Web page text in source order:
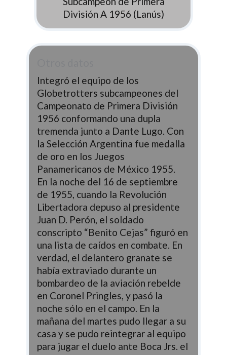
División A 1956 (Lanús)
Integró el equipo de los
Globetrotters subcampeones del
Campeonato de Primera División
1956 conformando una dupla
tremenda junto a Dante Lugo. Con
la Selección Argentina fue medalla
de oro en los Juegos
Panamericanos de México 1955.
En la noche del 16 de septiembre
de 1955, cuando la Revolución
Libertadora depuso al presidente
Juan D. Perón, el soldado
conscripto “Benito Cejas” figuró en
una lista de caídos en combate. En
verdad, el delantero granate se
había extraviado durante un
bombardeo de la aviación rebelde
en Coronel Pringles, y pasó la
noche sólo en el campo. En la
mañana del martes pudo llegar a su
casa y se pudo reintegrar al equipo
para jugar el duelo ante Boca Jrs. el